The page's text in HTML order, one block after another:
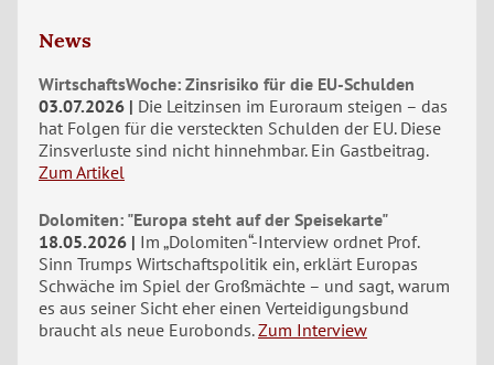
News
WirtschaftsWoche: Zinsrisiko für die EU-Schulden
03.07.2026
Die Leitzinsen im Euroraum steigen – das
hat Folgen für die versteckten Schulden der EU. Diese
Zinsverluste sind nicht hinnehmbar. Ein Gastbeitrag.
Zum Artikel
Dolomiten: "Europa steht auf der Speisekarte"
18.05.2026
Im „Dolomiten“-Interview ordnet Prof.
Sinn Trumps Wirtschaftspolitik ein, erklärt Europas
Schwäche im Spiel der Großmächte – und sagt, warum
es aus seiner Sicht eher einen Verteidigungsbund
braucht als neue Eurobonds. Zum Interview